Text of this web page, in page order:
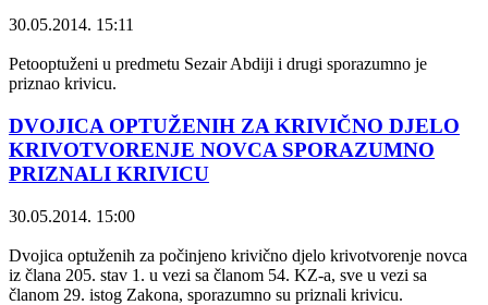
30.05.2014. 15:11
Petooptuženi u predmetu Sezair Abdiji i drugi sporazumno je
priznao krivicu.
DVOJICA OPTUŽENIH ZA KRIVIČNO DJELO
KRIVOTVORENJE NOVCA SPORAZUMNO
PRIZNALI KRIVICU
30.05.2014. 15:00
Dvojica optuženih za počinjeno krivično djelo krivotvorenje novca
iz člana 205. stav 1. u vezi sa članom 54. KZ-a, sve u vezi sa
članom 29. istog Zakona, sporazumno su priznali krivicu.